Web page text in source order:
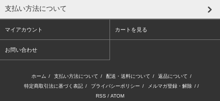
支払い方法について
マイアカウント カートを見る
お問い合わせ
ホーム / 支払い方法について / 配送・送料について / 返品について /
特定商取引法に基づく表記 / プライバシーポリシー / メルマガ登録・解除 / /
RSS / ATOM